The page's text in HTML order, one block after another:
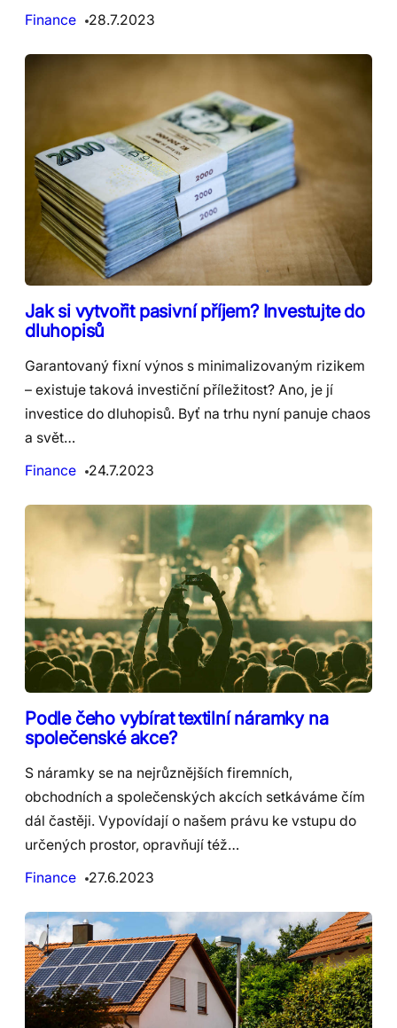
Finance
28.7.2023
Jak si vytvořit pasivní příjem? Investujte do
dluhopisů
Garantovaný fixní výnos s minimalizovaným rizikem
– existuje taková investiční příležitost? Ano, je jí
investice do dluhopisů. Byť na trhu nyní panuje chaos
a svět…
Finance
24.7.2023
Podle čeho vybírat textilní náramky na
společenské akce?
S náramky se na nejrůznějších firemních,
obchodních a společenských akcích setkáváme čím
dál častěji. Vypovídají o našem právu ke vstupu do
určených prostor, opravňují též…
Finance
27.6.2023